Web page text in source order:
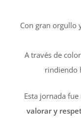
Con gran orgullo
A través de
rindiendo
Esta jornada
valorar y